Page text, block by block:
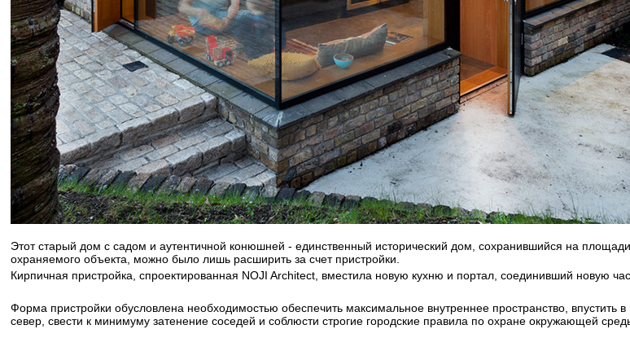
Этот старый дом с садом и аутентичной конюшней - единственный исторический дом, сохранившийся на
охраняемого объекта, можно было лишь расширить за счет пристройки.
Кирпичная пристройка, спроектированная NOJI Architect, вместила новую кухню и портал, соединивший новую
Форма пристройки обусловлена ​​​​необходимостью обеспечить максимальное внутреннее пространство,
север, свести к минимуму затенение соседей и соблюсти строгие городские правила по охране окружающей